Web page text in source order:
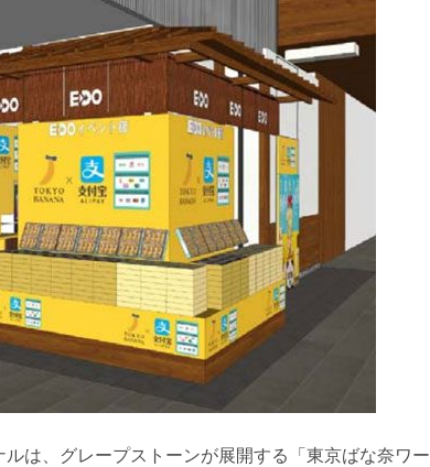
は、グレープストーンが展開する「東京ばな奈ワー